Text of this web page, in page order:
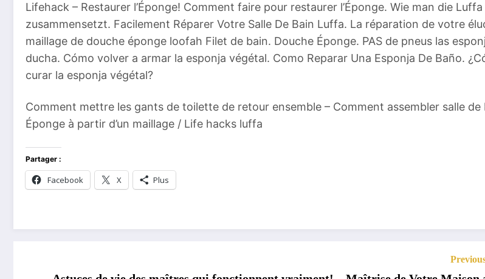
Lifehack – Restaurer l’Éponge! Comment faire pour restaurer l’Éponge. Wie man die
zusammensetzt. Facilement Réparer Votre Salle De Bain Luffa. La réparation de votre
maillage de douche éponge loofah Filet de bain. Douche Éponge. PAS de pneus las
ducha. Cómo volver a armar la esponja végétal. Como Reparar Una Esponja De Baño.
curar la esponja végétal?
Comment mettre les gants de toilette de retour ensemble – Comment assembler salle de
Éponge à partir d’un maillage / Life hacks luffa
Partager :
Facebook X Plus